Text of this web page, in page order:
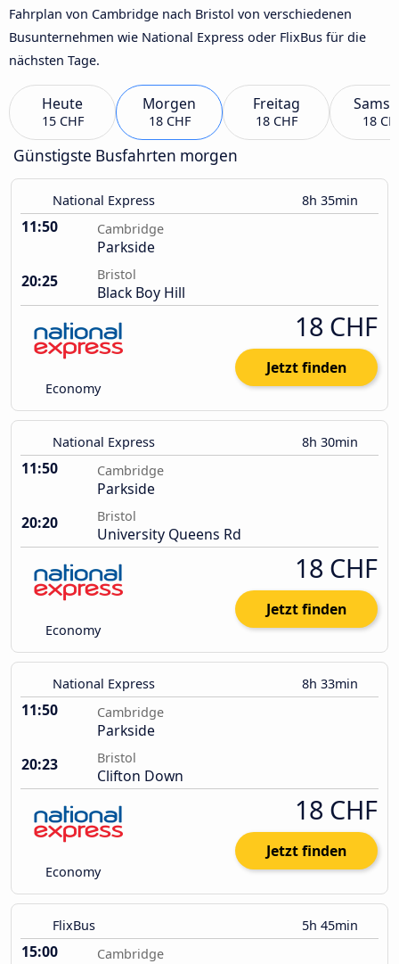
Fahrplan von Cambridge nach Bristol von verschiedenen
Busunternehmen wie National Express oder FlixBus für die
nächsten Tage.
Heute
15 CHF
Morgen
18 CHF
Freitag
18 CHF 18
Günstigste Busfahrten morgen
National Express 8h 35min
11:50 Cambridge
Parkside
20:25
Bristol
Black Boy Hill
Economy
18 CHF
Jetzt finden
National Express 8h 30min
11:50 Cambridge
Parkside
20:20
Bristol
University Queens Rd
Economy
18 CHF
Jetzt finden
National Express 8h 33min
11:50 Cambridge
Parkside
20:23
Bristol
Clifton Down
Economy
18 CHF
Jetzt finden
FlixBus 5h 45min
15:00 Cambridge